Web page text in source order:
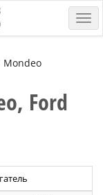
Mondeo
Ford